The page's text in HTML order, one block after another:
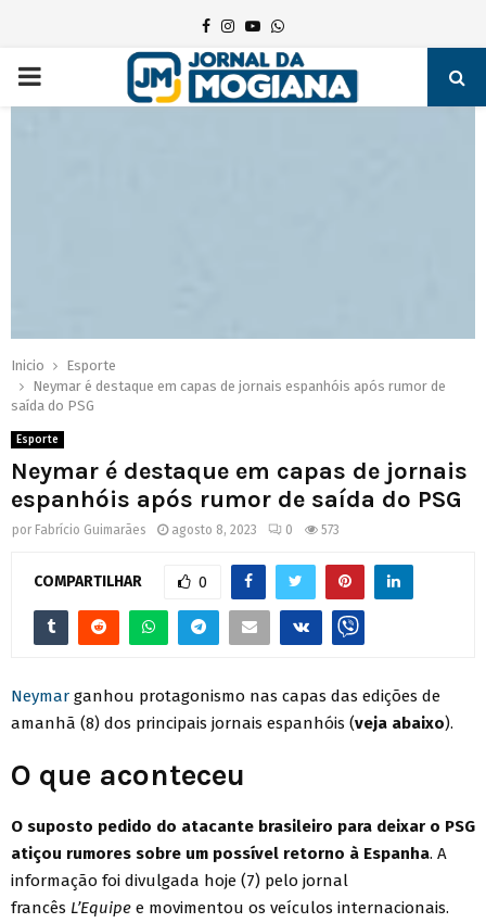
Facebook
Instagram
YoutubeWhatsapp
PRIMARY
Inicio
Esporte
Neymar é destaque em capas de jornais espanhóis após rumor de
saída do PSG
Esporte
Neymar é destaque em capas de jornais
espanhóis após rumor de saída do PSG
por Fabrício Guimarães agosto 8, 2023 0 573
COMPARTILHAR 0
Neymar ganhou protagonismo nas capas das edições de
amanhã (8) dos principais jornais espanhóis (veja abaixo).
O que aconteceu
O suposto pedido do atacante brasileiro para deixar o PSG
atiçou rumores sobre um possível retorno à Espanha. A
informação foi divulgada hoje (7) pelo jornal
francês L’Equipe e movimentou os veículos internacionais.